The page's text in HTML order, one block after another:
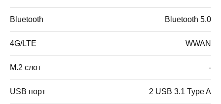
Bluetooth Bluetooth 5.0
4G/LTE WWAN
M.2 слот -
USB порт 2 USB 3.1 Type A